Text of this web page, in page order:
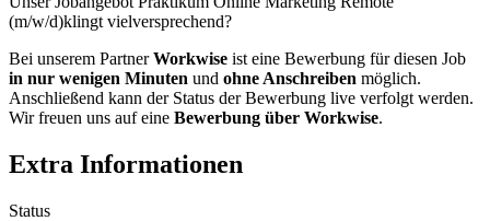
(m/w/d)klingt vielversprechend?
Bei unserem PartnerWorkwise ist eine Bewerbung für diesen Job
in nur wenigen Minuten und ohne Anschreiben möglich.
Anschließend kann der Status der Bewerbung live verfolgt werden.
Wir freuen uns auf eine Bewerbung über Workwise.
Extra Informationen
Status